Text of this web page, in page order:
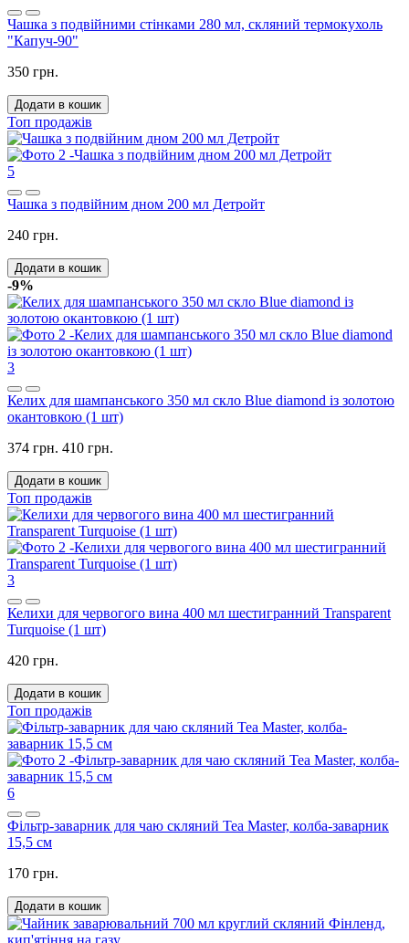
Чашка з подвійними стінками 280 мл, скляний термокухоль
"Капуч-90"
350 грн.
Додати в кошик
Топ продажів
5
Чашка з подвійним дном 200 мл Детройт
240 грн.
Додати в кошик
-9%
3
Келих для шампанського 350 мл скло Blue diamond із золотою
окантовкою (1 шт)
374 грн. 410 грн.
Додати в кошик
Топ продажів
3
Келихи для червогого вина 400 мл шестигранний Transparent
Turquoise (1 шт)
420 грн.
Додати в кошик
Топ продажів
6
Фільтр-заварник для чаю скляний Tea Master, колба-заварник
15,5 см
170 грн.
Додати в кошик